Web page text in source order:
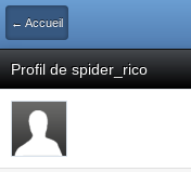
← Accueil
Profil de spider_rico